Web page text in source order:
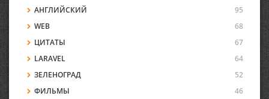
АНГЛИЙСКИЙ
95
WEB
68
ЦИТАТЫ
67
LARAVEL
64
ЗЕЛЕНОГРАД
52
ФИЛЬМЫ
46